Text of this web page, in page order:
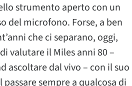
strumento aperto con un
del microfono. Forse, a ben
che ci separano, oggi,
valutare il Miles anni 80 –
ascoltare dal vivo – con il suo
sempre a qualcosa di